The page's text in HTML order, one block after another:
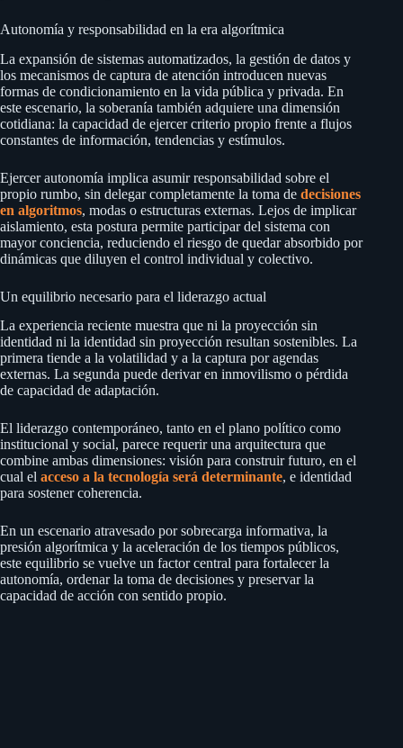
Autonomía y responsabilidad en la era algorítmica
La expansión de sistemas automatizados, la gestión de datos y
los mecanismos de captura de atención introducen nuevas
formas de condicionamiento en la vida pública y privada. En
este escenario, la soberanía también adquiere una dimensión
cotidiana: la capacidad de ejercer criterio propio frente a flujos
constantes de información, tendencias y estímulos.
Ejercer autonomía implica asumir responsabilidad sobre el
propio rumbo, sin delegar completamente la toma de decisiones
en algoritmos, modas o estructuras externas. Lejos de implicar
aislamiento, esta postura permite participar del sistema con
mayor conciencia, reduciendo el riesgo de quedar absorbido por
dinámicas que diluyen el control individual y colectivo.
Un equilibrio necesario para el liderazgo actual
La experiencia reciente muestra que ni la proyección sin
identidad ni la identidad sin proyección resultan sostenibles. La
primera tiende a la volatilidad y a la captura por agendas
externas. La segunda puede derivar en inmovilismo o pérdida
de capacidad de adaptación.
El liderazgo contemporáneo, tanto en el plano político como
institucional y social, parece requerir una arquitectura que
combine ambas dimensiones: visión para construir futuro, en el
cual el acceso a la tecnología será determinante, e identidad
para sostener coherencia.
En un escenario atravesado por sobrecarga informativa, la
presión algorítmica y la aceleración de los tiempos públicos,
este equilibrio se vuelve un factor central para fortalecer la
autonomía, ordenar la toma de decisiones y preservar la
capacidad de acción con sentido propio.